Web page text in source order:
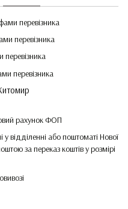
перевізника
перевізника
перевізника
рахунок ФОП
відділенні або поштоматі Нової
за переказ коштів у розмірі